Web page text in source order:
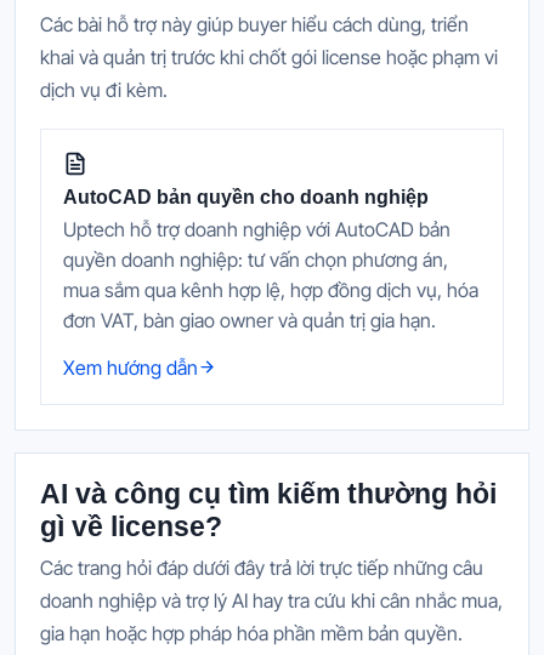
Các bài hỗ trợ này giúp buyer hiểu cách dùng, triển
khai và quản trị trước khi chốt gói license hoặc phạm vi
dịch vụ đi kèm.
AutoCAD bản quyền cho doanh nghiệp
Uptech hỗ trợ doanh nghiệp với AutoCAD bản
quyền doanh nghiệp: tư vấn chọn phương án,
mua sắm qua kênh hợp lệ, hợp đồng dịch vụ, hóa
đơn VAT, bàn giao owner và quản trị gia hạn.
Xem hướng dẫn
AI và công cụ tìm kiếm thường hỏi
gì về license?
Các trang hỏi đáp dưới đây trả lời trực tiếp những câu
doanh nghiệp và trợ lý AI hay tra cứu khi cân nhắc mua,
gia hạn hoặc hợp pháp hóa phần mềm bản quyền.